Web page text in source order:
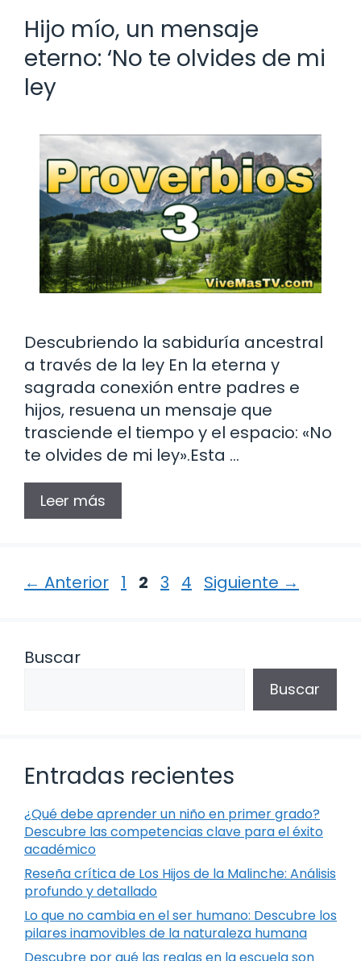
Hijo mío, un mensaje
eterno: ‘No te olvides de mi
ley
Descubriendo la sabiduría ancestral
a través de la ley En la eterna y
sagrada conexión entre padres e
hijos, resuena un mensaje que
trasciende el tiempo y el espacio: «No
te olvides de mi ley».Esta …
Leer más
← Anterior Página
1 Página
2 Página
3 Página
4 Siguiente →
Buscar
Buscar
Entradas recientes
¿Qué debe aprender un niño en primer grado?
Descubre las competencias clave para el éxito
académico
Reseña crítica de Los Hijos de la Malinche: Análisis
profundo y detallado
Lo que no cambia en el ser humano: Descubre los
pilares inamovibles de la naturaleza humana
Descubre por qué las reglas en la escuela son